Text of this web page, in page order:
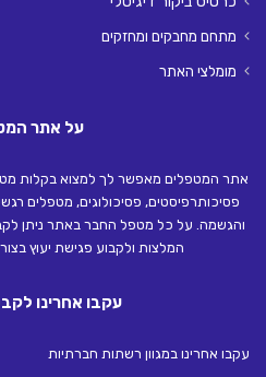
מתחם מחבקים ומחזקים
מומלצי האתר
על אתר
אתר המטפלים מאפשר לך למצוא בקלות
פסיכותרפיסטים, פסיכולוגים, מטפלים
והגשמה. על כל מטפל החבר באתר ניתן
המלצות ולקבוע פגישת יעוץ
עקבו אחרינו
עקבו אחרינו במגוון רשתות חברתיות